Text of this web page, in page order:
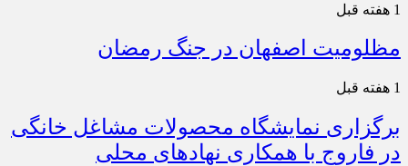
1 هفته قبل
مظلومیت اصفهان در جنگ رمضان
1 هفته قبل
برگزاری نمایشگاه محصولات مشاغل خانگی
در فاروج با همکاری نهادهای محلی